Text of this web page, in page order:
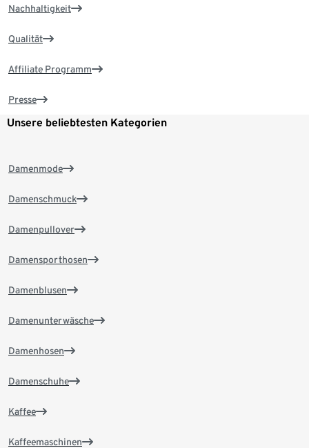
Nachhaltigkeit
Qualität
Affiliate Programm
Presse
Unsere beliebtesten Kategorien
Damenmode
Damenschmuck
Damenpullover
Damensporthosen
Damenblusen
Damenunterwäsche
Damenhosen
Damenschuhe
Kaffee
Kaffeemaschinen